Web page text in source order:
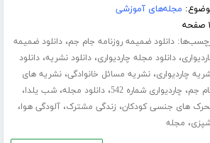
مجله‌های آموزشی
دانلود ضمیمه روزنامه جام جم،دانلود ضمیمه
،دانلود مجله چاردیواری،دانلود نشریه،دانلود
چاردیواری،نشریه مسائل خانوادگی،نشریه های
جم، چاردیواری شماره 542 ،دانلود مجله،شب یلدا،
های جنسی کودکان، زندگی مشترک،آلودگی هوا،
، مجله